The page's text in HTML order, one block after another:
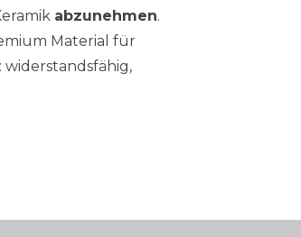
abzunehmen.
Material für